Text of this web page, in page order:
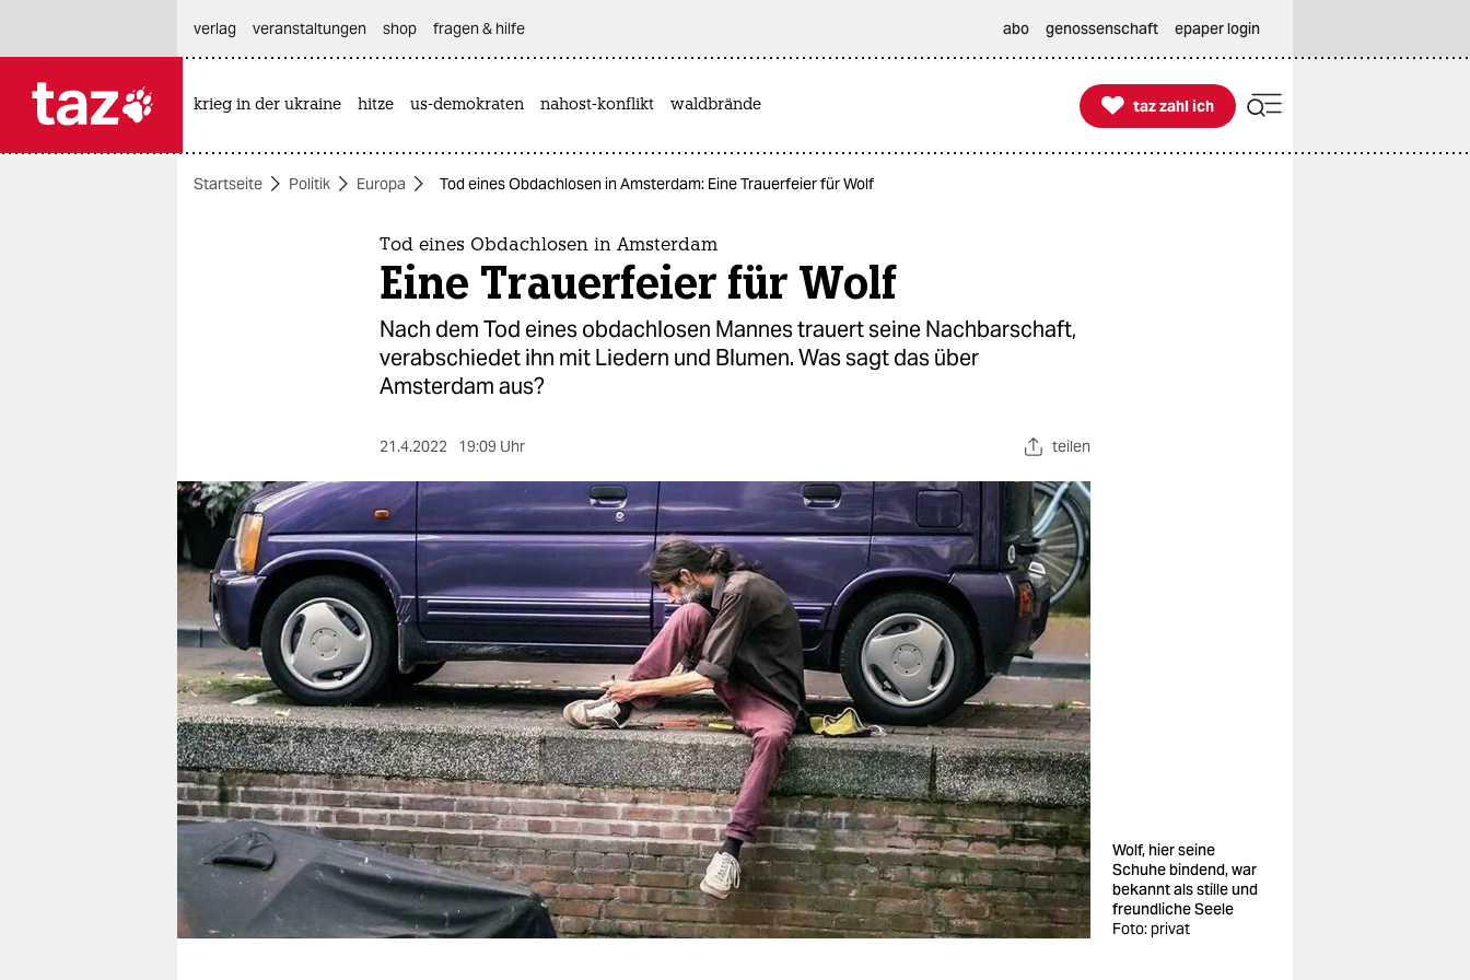
themen
berlin
nord
wahrheit
verlag
verlag
veranstaltungen
shop
fragen & hilfe
unterstützen
genossenschaft
verlag
veranstaltungen shop fragen & hilfe abo genossenschaft epaper login
krieg in der ukraine hitze us-demokraten nahost-konflikt waldbrände 
taz zahl ich
taz zahl ich
Startseite Politik Europa Tod eines Obdachlosen in Amsterdam: Eine Trauerfeier für Wolf
Tod eines Obdachlosen in Amsterdam
Eine Trauerfeier für Wolf
Nach dem Tod eines obdachlosen Mannes trauert seine Nachbarschaft,
verabschiedet ihn mit Liedern und Blumen. Was sagt das über
Amsterdam aus?
21.4.2022 19:09 Uhr teilen
Wolf, hier seine
Schuhe bindend, war
bekannt als stille und
freundliche Seele
Foto: privat